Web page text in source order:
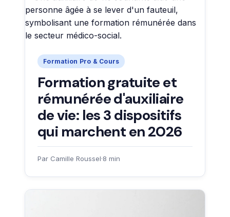
Formation Pro & Cours
Formation gratuite et
rémunérée d'auxiliaire
de vie: les 3 dispositifs
qui marchent en 2026
Par Camille Roussel·8 min